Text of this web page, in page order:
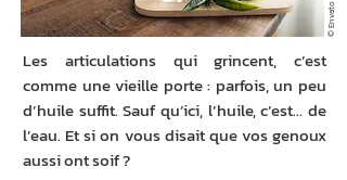
© Envato
Les articulations qui grincent, c’est
comme une vieille porte : parfois, un peu
d’huile suffit. Sauf qu’ici, l’huile, c’est… de
l’eau. Et si on vous disait que vos genoux
aussi ont soif ?